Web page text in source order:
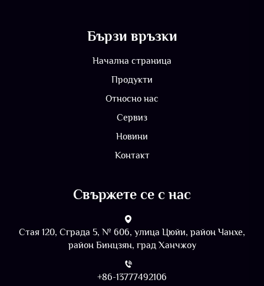
Бързи връзки
Начална страница
Продукти
Относно нас
Сервиз
Новини
Контакт
Свържете се с нас
Стая 120, Сграда 5, № 606, улица Цюйи, район Чанхе,
район Бинцзян, град Ханчжоу
+86-13777492106